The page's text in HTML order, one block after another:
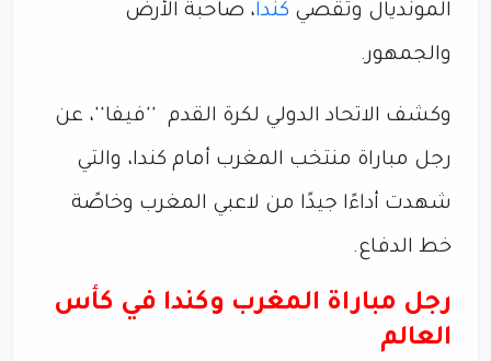
المونديال وتقصي كندا، صاحبة الأرض
والجمهور.
وكشف الاتحاد الدولي لكرة القدم ''فيفا''، عن
رجل مباراة منتخب المغرب أمام كندا، والتي
شهدت أداءًا جيدًا من لاعبي المغرب وخاصًة
خط الدفاع.
رجل مباراة المغرب وكندا في كأس
العالم